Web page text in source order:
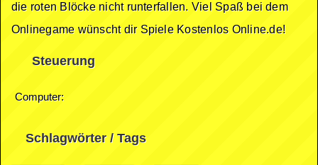
die roten Blöcke nicht runterfallen. Viel Spaß bei dem
Onlinegame wünscht dir Spiele Kostenlos Online.de!
Steuerung
Computer:
Schlagwörter / Tags